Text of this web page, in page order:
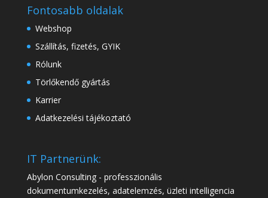
Fontosabb oldalak
Webshop
Szállítás, fizetés, GYIK
Rólunk
Törlőkendő gyártás
Karrier
Adatkezelési tájékoztató
IT Partnerünk:
Abylon Consulting - professzionális
dokumentumkezelés, adatelemzés, üzleti intelligencia